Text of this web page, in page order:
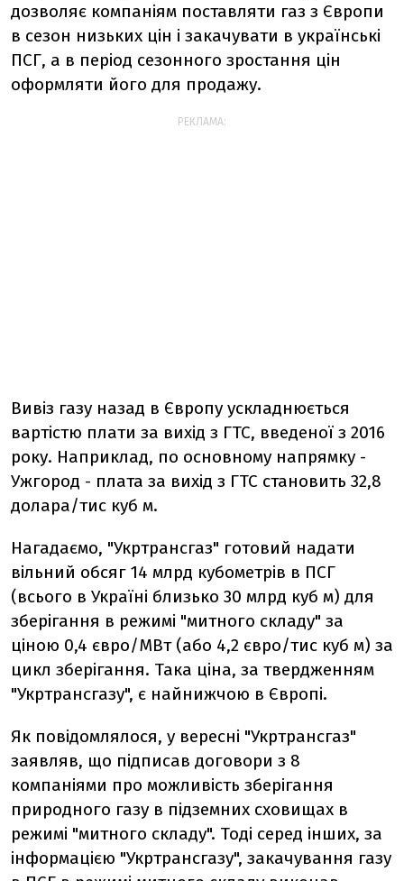
дозволяє компаніям поставляти газ з Європи
в сезон низьких цін і закачувати в українські
ПСГ, а в період сезонного зростання цін
оформляти його для продажу.
РЕКЛАМА:
Вивіз газу назад в Європу ускладнюється
вартістю плати за вихід з ГТС, введеної з 2016
року. Наприклад, по основному напрямку -
Ужгород - плата за вихід з ГТС становить 32,8
долара/тис куб м.
Нагадаємо, "Укртрансгаз" готовий надати
вільний обсяг 14 млрд кубометрів в ПСГ
(всього в Україні близько 30 млрд куб м) для
зберігання в режимі "митного складу" за
ціною 0,4 євро/МВт (або 4,2 євро/тис куб м) за
цикл зберігання. Така ціна, за твердженням
"Укртрансгазу", є найнижчою в Європі.
Як повідомлялося, у вересні "Укртрансгаз"
заявляв, що підписав договори з 8
компаніями про можливість зберігання
природного газу в підземних сховищах в
режимі "митного складу". Тоді серед інших, за
інформацією "Укртрансгазу", закачування газу